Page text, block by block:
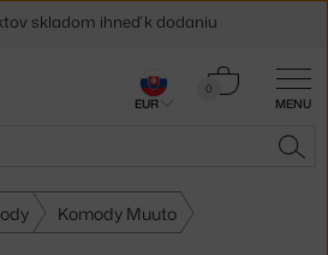
MENU
0
Košík
Komody Muuto
skladom ihneď k dodaniu
na vrátenie tovaru
EUR